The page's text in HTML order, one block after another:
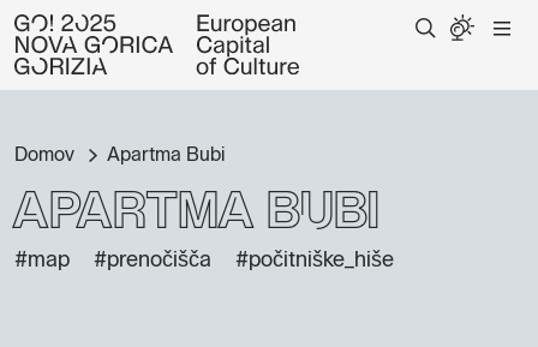
Domov Apartma Bubi
Apartma Bubi
#map #prenočišča #počitniške_hiše